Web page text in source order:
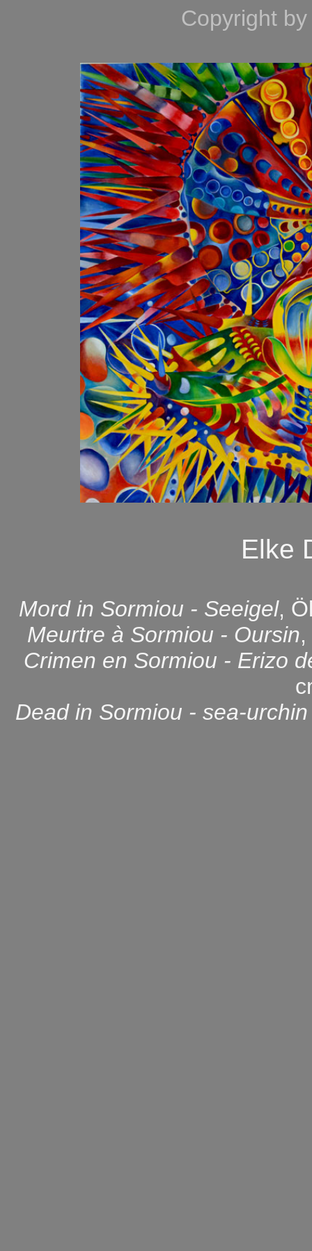
Copyright
Elke
Mord in Sormiou - Seeigel,
Meurtre à Sormiou - Oursin
Crimen en Sormiou - Erizo
Dead in Sormiou - sea-